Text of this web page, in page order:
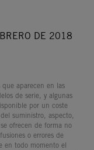
DE 2018
que aparecen en las
de serie, y algunas
por un coste
suministro, aspecto,
ofrecen de forma no
o errores de
en todo momento el